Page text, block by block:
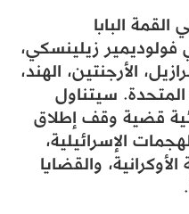
البابا
فولوديمير زيلينسكي،
الأرجنتين، الهند،
المتحدة. سيتناول
قضية وقف إطلاق
الإسرائيلية،
والقضايا